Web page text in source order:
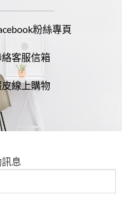
粉絲專頁
客服信箱
皮線上購物
息